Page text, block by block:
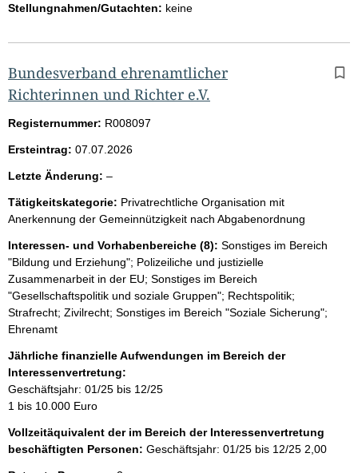
Stellungnahmen/Gutachten: keine
Bundesverband ehrenamtlicher
Richterinnen und Richter e.V.
Registernummer: R008097
Ersteintrag: 07.07.2026
Letzte Änderung: –l
e
r
Tätigkeitskategorie: Privatrechtliche Organisation mit
Anerkennung der Gemeinnützigkeit nach Abgabenordnung
Interessen- und Vorhabenbereiche (8): Sonstiges im Bereich
"Bildung und Erziehung"; Polizeiliche und justizielle
Zusammenarbeit in der EU; Sonstiges im Bereich
"Gesellschaftspolitik und soziale Gruppen"; Rechtspolitik;
Strafrecht; Zivilrecht; Sonstiges im Bereich "Soziale Sicherung";
Ehrenamt
Jährliche finanzielle Aufwendungen im Bereich der
Interessenvertretung:
Geschäftsjahr: 01/25 bis 12/25
1 bis 10.000 Euro
Vollzeitäquivalent der im Bereich der Interessenvertretung
beschäftigten Personen: Geschäftsjahr: 01/25 bis 12/25 2,00